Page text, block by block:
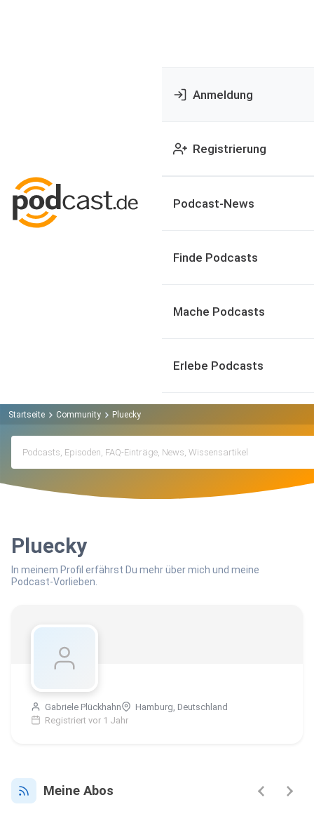
Anmeldung
Registrierung
Podcast-News
Finde Podcasts
Mache Podcasts
Erlebe Podcasts
Startseite Community Pluecky
Pluecky
In meinem Profil erfährst Du mehr über mich und meine
Podcast-Vorlieben.
Gabriele Plückhahn
Hamburg, Deutschland
Registriert vor 1 Jahr
Meine Abos